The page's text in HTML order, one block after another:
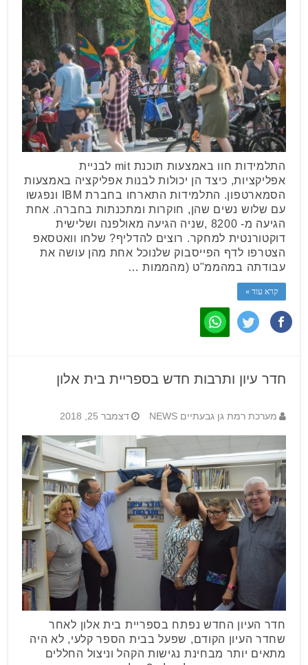
התלמידות חוו באמצעות תוכנת mit לבניית
אפליקציות, כיצד הן יכולות לבנות אפליקציה באמצעות
הסמארטפון. התלמידות התארחו בחברת IBM ונפגשו
עם שלוש נשים שהן, חוקרות ומתכנתות בחברה. אחת
הגיעה מ- 8200 ,שניה הגיעה מאולפנה ושלישית
דוקטורנטית למחקר. רוצים להדליף? שלחו וואטסאפ
הצטרפו לדף הפייסבוק שלנוכל אחת מהן עושה את
עבודתה במהממ"ט (מהממות …
קרא עוד »
חדר עיון ותרבות חדש בספריית בית אלון
מערכת רמת גן גבעתיים NEWS דצמבר 25, 2018
חדר העיון החדש נפתח בספריית בית אלון לאחר
שחדר העיון הקודם, שפעל בבית הספר קלעי, לא היה
מתאים יותר מבחינת נגישות הקהל וניצול החללים